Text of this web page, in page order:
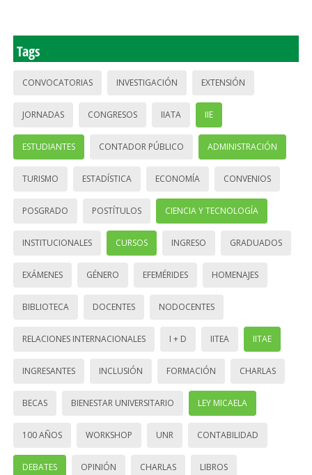
Tags
CONVOCATORIAS INVESTIGACIÓN EXTENSIÓN
JORNADAS CONGRESOS IIATA IIE
ESTUDIANTES CONTADOR PÚBLICO ADMINISTRACIÓN
TURISMO ESTADÍSTICA ECONOMÍA CONVENIOS
POSGRADO POSTÍTULOS CIENCIA Y TECNOLOGÍA
INSTITUCIONALES CURSOS INGRESO GRADUADOS
EXÁMENES GÉNERO EFEMÉRIDES HOMENAJES
BIBLIOTECA DOCENTES NODOCENTES
RELACIONES INTERNACIONALES I + D IITEA IITAE
INGRESANTES INCLUSIÓN FORMACIÓN CHARLAS
BECAS BIENESTAR UNIVERSITARIO LEY MICAELA
100 AÑOS WORKSHOP UNR CONTABILIDAD
DEBATES OPINIÓN CHARLAS LIBROS